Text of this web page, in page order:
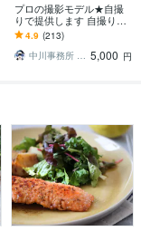
プロの撮影モデル★自撮
りで提供します 自撮りに
見えない自撮り！web広告
等に質の高いモデル写真
を！
4.9 (213)
中川事務所 モデル・デザイン 5,000 円